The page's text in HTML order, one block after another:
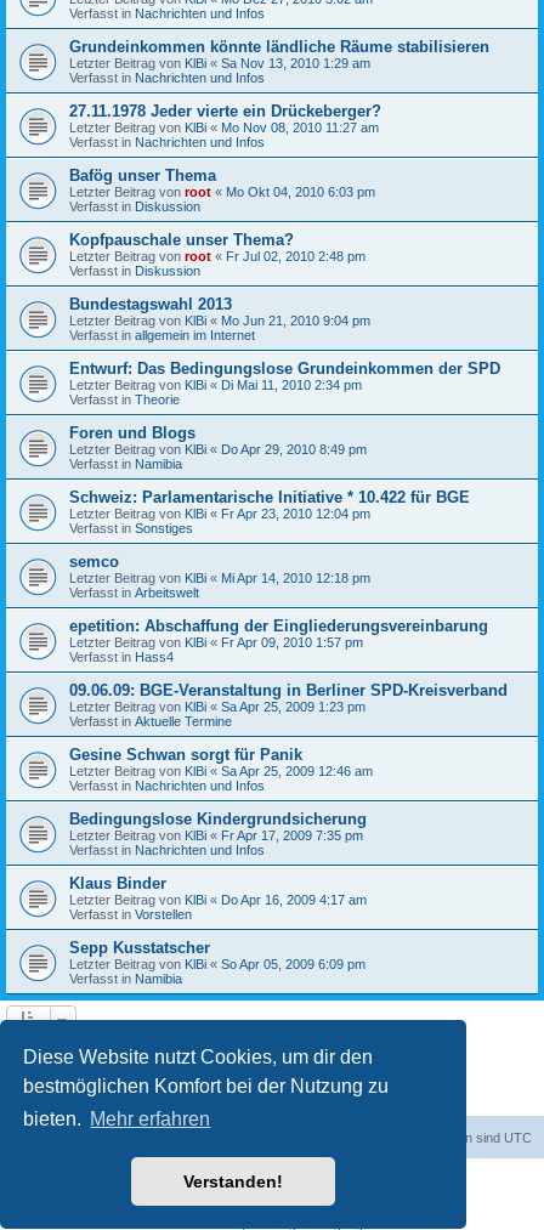
Diese Website nutzt Cookies, um dir den
bestmöglichen Komfort bei der Nutzung zu
bieten. Mehr erfahren
Verstanden!
Verfasst in Nachrichten und Infos
Grundeinkommen könnte ländliche Räume stabilisieren
Letzter Beitrag von KlBi « Sa Nov 13, 2010 1:29 am
Verfasst in Nachrichten und Infos
27.11.1978 Jeder vierte ein Drückeberger?
Letzter Beitrag von KlBi « Mo Nov 08, 2010 11:27 am
Verfasst in Nachrichten und Infos
Bafög unser Thema
Letzter Beitrag von root « Mo Okt 04, 2010 6:03 pm
Verfasst in Diskussion
Kopfpauschale unser Thema?
Letzter Beitrag von root « Fr Jul 02, 2010 2:48 pm
Verfasst in Diskussion
Bundestagswahl 2013
Letzter Beitrag von KlBi « Mo Jun 21, 2010 9:04 pm
Verfasst in allgemein im Internet
Entwurf: Das Bedingungslose Grundeinkommen der SPD
Letzter Beitrag von KlBi « Di Mai 11, 2010 2:34 pm
Verfasst in Theorie
Foren und Blogs
Letzter Beitrag von KlBi « Do Apr 29, 2010 8:49 pm
Verfasst in Namibia
Schweiz: Parlamentarische Initiative * 10.422 für BGE
Letzter Beitrag von KlBi « Fr Apr 23, 2010 12:04 pm
Verfasst in Sonstiges
semco
Letzter Beitrag von KlBi « Mi Apr 14, 2010 12:18 pm
Verfasst in Arbeitswelt
epetition: Abschaffung der Eingliederungsvereinbarung
Letzter Beitrag von KlBi « Fr Apr 09, 2010 1:57 pm
Verfasst in Hass4
09.06.09: BGE-Veranstaltung in Berliner SPD-Kreisverband
Letzter Beitrag von KlBi « Sa Apr 25, 2009 1:23 pm
Verfasst in Aktuelle Termine
Gesine Schwan sorgt für Panik
Letzter Beitrag von KlBi « Sa Apr 25, 2009 12:46 am
Verfasst in Nachrichten und Infos
Bedingungslose Kindergrundsicherung
Letzter Beitrag von KlBi « Fr Apr 17, 2009 7:35 pm
Verfasst in Nachrichten und Infos
Klaus Binder
Letzter Beitrag von KlBi « Do Apr 16, 2009 4:17 am
Verfasst in Vorstellen
Sepp Kusstatscher
Letzter Beitrag von KlBi « So Apr 05, 2009 6:09 pm
Verfasst in Namibia
Die Suche ergab 103 Treffer 1 2 3
Alle Zeiten sind UTC
Powered byphpBB® Forum Software © phpBB Limited
phpBB.de